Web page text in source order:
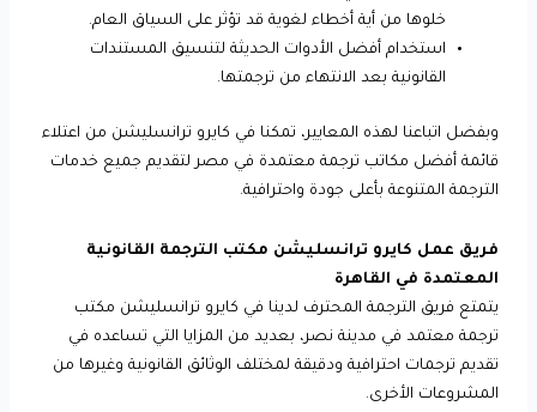
خلوها من أية أخطاء لغوية قد تؤثر على السياق العام.
استخدام أفضل الأدوات الحديثة لتنسيق المستندات
القانونية بعد الانتهاء من ترجمتها.
وبفضل اتباعنا لهذه المعايير، تمكنا في كايرو ترانسليشن من اعتلاء
قائمة أفضل مكاتب ترجمة معتمدة في مصر لتقديم جميع خدمات
الترجمة المتنوعة بأعلى جودة واحترافية.
فريق عمل كايرو ترانسليشن مكتب الترجمة القانونية
المعتمدة في القاهرة
يتمتع فريق الترجمة المحترف لدينا في كايرو ترانسليشن مكتب
ترجمة معتمد في مدينة نصر، بعديد من المزايا التي تساعده في
تقديم ترجمات احترافية ودقيقة لمختلف الوثائق القانونية وغيرها من
المشروعات الأخرى.